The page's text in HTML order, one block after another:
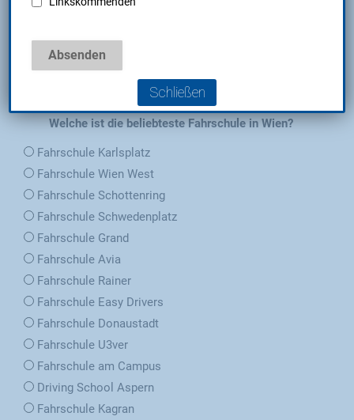
Welche ist die beliebteste Fahrschule in Wien?
Fahrschule Karlsplatz
Fahrschule Wien West
Fahrschule Schottenring
Fahrschule Schwedenplatz
Fahrschule Grand
Fahrschule Avia
Fahrschule Rainer
Fahrschule Easy Drivers
Fahrschule Donaustadt
Fahrschule U3ver
Fahrschule am Campus
Driving School Aspern
Fahrschule Kagran
Schließen